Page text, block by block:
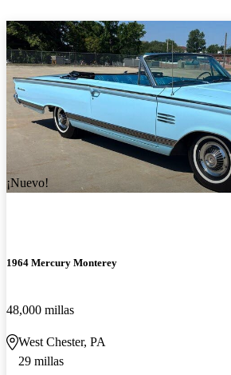
¡Nuevo!
1964 Mercury Monterey
48,000 millas
West Chester, PA
29 millas